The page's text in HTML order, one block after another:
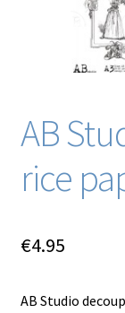
AB
rice
€4.95
AB Studio